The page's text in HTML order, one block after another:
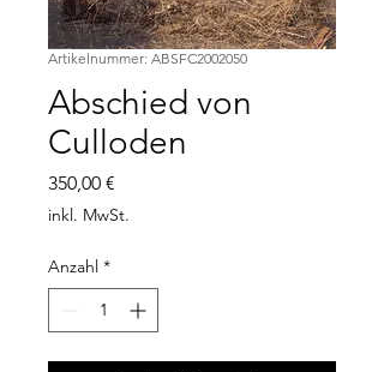
Artikelnummer: ABSFC2002050
Abschied von
Culloden
350,00 €
inkl. MwSt.
Anzahl *